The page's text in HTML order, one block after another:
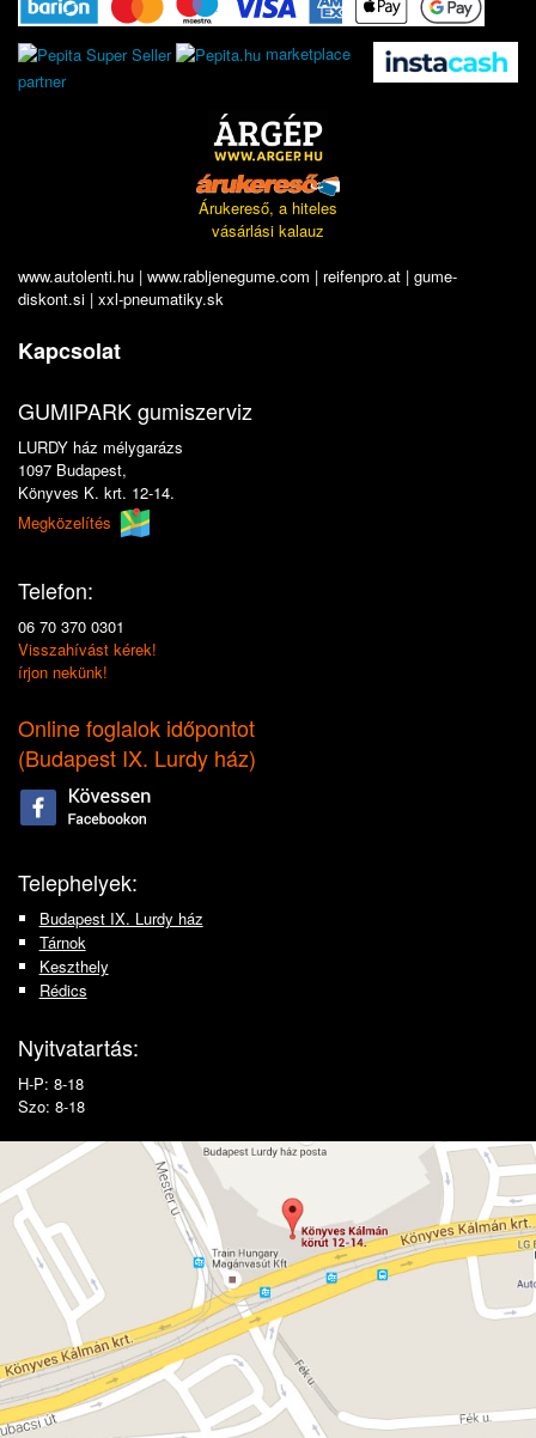
marketplace
partner
Árukereső, a hiteles
vásárlási kalauz
www.autolenti.hu | www.rabljenegume.com | reifenpro.at | gume-
diskont.si | xxl-pneumatiky.sk
Kapcsolat
GUMIPARK gumiszerviz
LURDY ház mélygarázs
1097 Budapest,
Könyves K. krt. 12-14.
Megközelítés
Telefon:
06 70 370 0301
Visszahívást kérek!
írjon nekünk!
Online foglalok időpontot
(Budapest IX. Lurdy ház)
Telephelyek:
Budapest IX. Lurdy ház
Tárnok
Keszthely
Rédics
Nyitvatartás:
H-P: 8-18
Szo: 8-18